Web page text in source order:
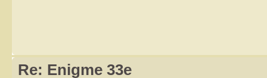
Re: Enigme 33e